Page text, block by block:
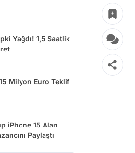
Yağdı! 1,5 Saatlik
Milyon Euro Teklif
iPhone 15 Alan
Paylaştı